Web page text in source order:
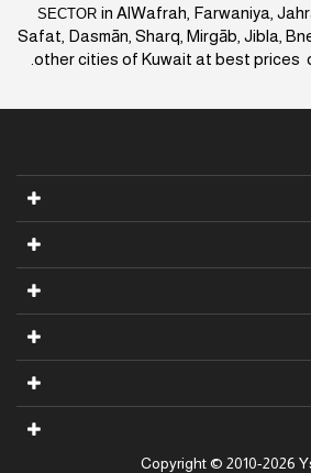
SECTOR in AlWafrah,
Safat, Dasmān, Sharq,
other cities of Kuwait at
Copyright ©